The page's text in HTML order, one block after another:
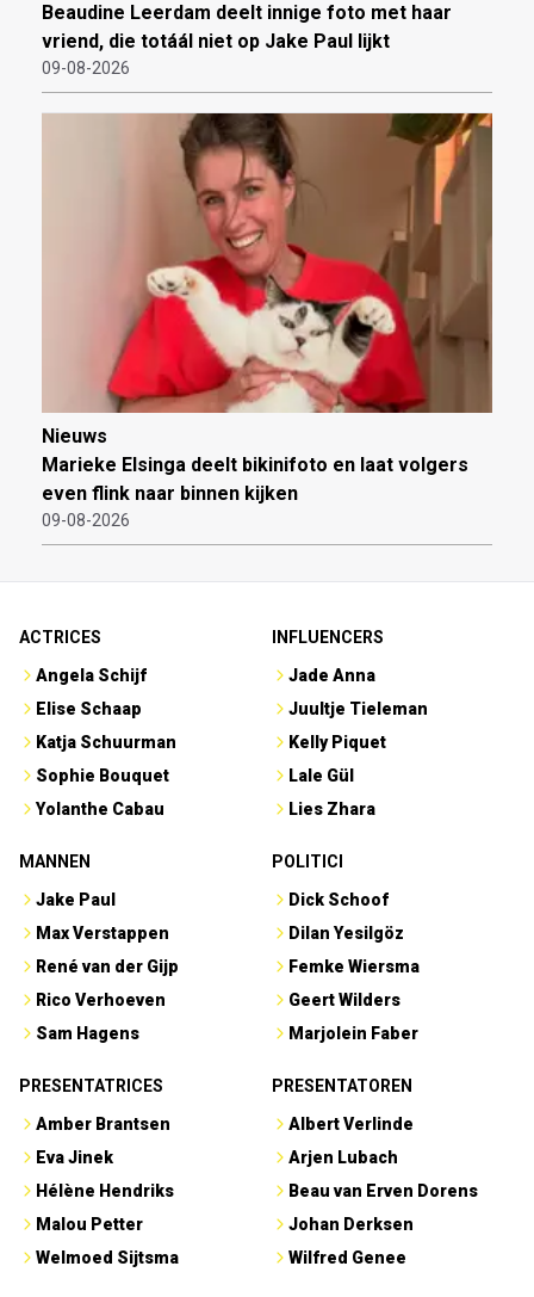
Beaudine Leerdam deelt innige foto met haar
vriend, die totáál niet op Jake Paul lijkt
09-08-2026
Nieuws
Marieke Elsinga deelt bikinifoto en laat volgers
even flink naar binnen kijken
09-08-2026
ACTRICES
Angela Schijf
Elise Schaap
Katja Schuurman
Sophie Bouquet
Yolanthe Cabau
INFLUENCERS
Jade Anna
Juultje Tieleman
Kelly Piquet
Lale Gül
Lies Zhara
MANNEN
Jake Paul
Max Verstappen
René van der Gijp
Rico Verhoeven
Sam Hagens
POLITICI
Dick Schoof
Dilan Yesilgöz
Femke Wiersma
Geert Wilders
Marjolein Faber
PRESENTATRICES
Amber Brantsen
Eva Jinek
Hélène Hendriks
Malou Petter
Welmoed Sijtsma
PRESENTATOREN
Albert Verlinde
Arjen Lubach
Beau van Erven Dorens
Johan Derksen
Wilfred Genee